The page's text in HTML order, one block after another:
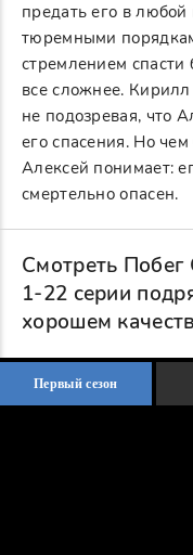
предать его в
тюремными
стремлением
все сложнее.
не подозревая, что
его спасения. Но
Алексей понимает:
смертельно опасен.
Смотреть
1-22 серии
хорошем
Первый сезон